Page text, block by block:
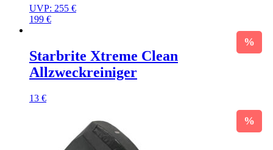
UVP: 255 €
199 €
Starbrite Xtreme Clean
Allzweckreiniger
13 €